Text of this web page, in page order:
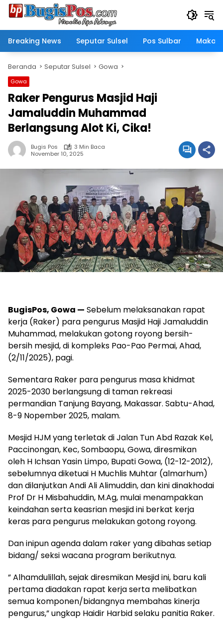
Langsung
Breaking News
Seputar Sulsel Pos Sulbar
Beranda Seputar Sulsel Gowa
Gowa
Raker Pengurus Masjid Haji
Jamaluddin Muhammad
Berlangsung Alot Ki, Cika!
Bugis Pos
3 Min Baca
November 10, 2025
BugisPos, Gowa — Sebelum melaksanakan rapat
kerja (Raker) para pengurus Masjid Haji Jamaluddin
Muhammad, melakukan gotong royong bersih-
bersih mesjid, di kompleks Pao-Pao Permai, Ahad,
(2/11/2025), pagi.
Sementara Raker para pengurus masa khidmat
2025-2030 berlangsung di taman rekreasi
permandian Tanjung Bayang, Makassar. Sabtu-Ahad,
8-9 Nopember 2025, malam.
Mesjid HJM yang terletak di Jalan Tun Abd Razak Kel,
Paccinongan, Kec, Sombaopu, Gowa, diresmikan
oleh H Ichsan Yasin Limpo, Bupati Gowa, (12-12-2012),
sebelumnya diketuai H Muchlis Muhtar (almarhum)
dan dilanjutkan Andi Ali Alimuddin, dan kini dinakhodai
Prof Dr H Misbahuddin, M.Ag, mulai menampakkan
keindahan serta keasrian mesjid ini berkat kerja
keras para pengurus melakukan gotong royong.
Dan inipun agenda dalam raker yang dibahas setiap
bidang/ seksi wacana program berikutnya.
” Alhamdulillah, sejak diresmikan Mesjid ini, baru kali
pertama diadakan rapat kerja serta melibatkan
semua komponen/bidangnya membahas kinerja
pengurus,” ungkap Haidir Harbid selaku panitia Raker.